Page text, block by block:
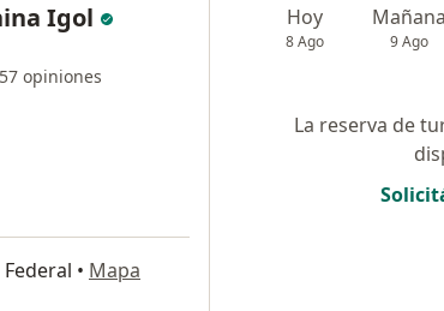
Igol
57 opiniones
Federal • Mapa
Hoy
8 Ago
Mañana
9 Ago
La reserva de